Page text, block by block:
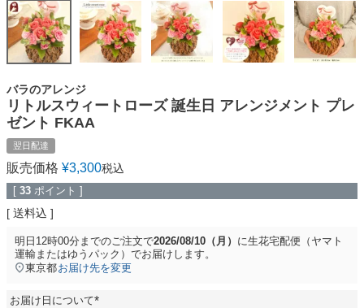
バラのアレンジ
リトルスウィートローズ 誕生日 アレンジメント プレ
ゼント FKAA
翌日配達
販売価格 ¥3,300税込
[ 33 ポイント ]
送料込
明日 12時00分 までのご注文で2026/08/10（月） に生花宅配便（ヤマト
運輸またはゆうパック） でお届けします。
東京都お届け先を変更
お届け日について